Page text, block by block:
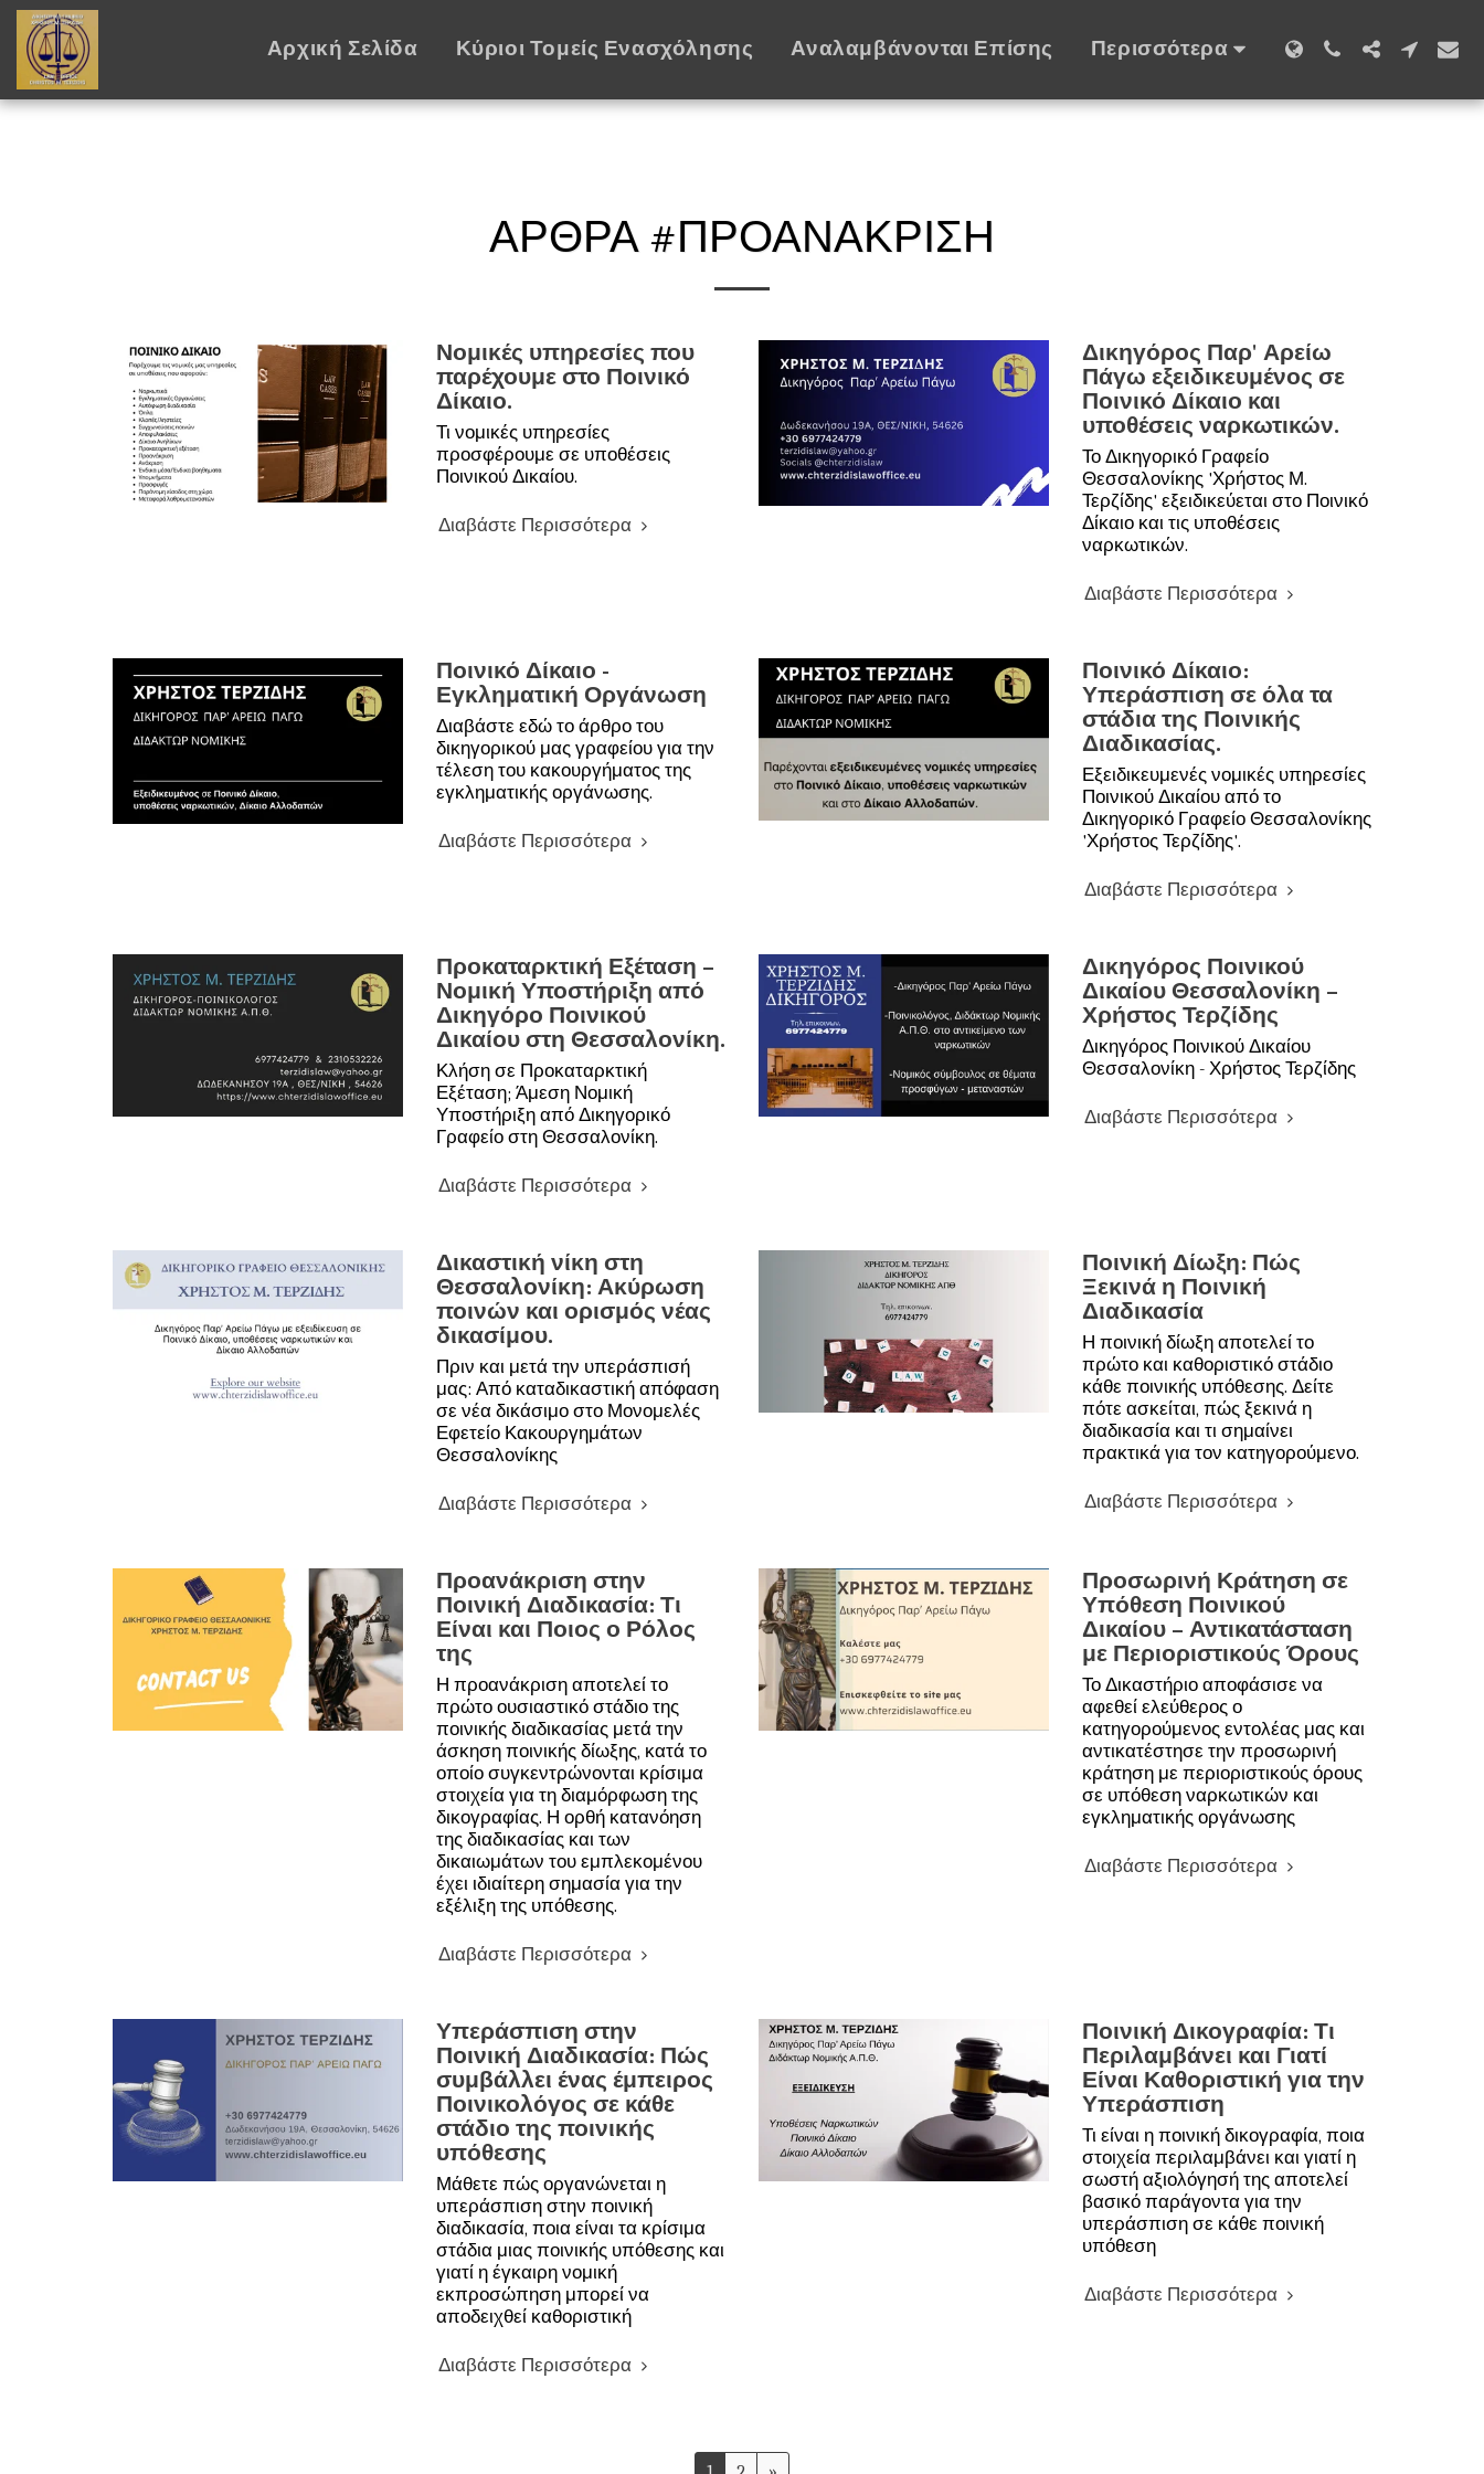
Αρχική Σελίδα Κύριοι Τομείς Ενασχόλησης Αναλαμβάνονται Επίσης Περισσότερα
ΆΡΘΡΑ #ΠΡΟΑΝΆΚΡΙΣΗ
Νομικές υπηρεσίες που
παρέχουμε στο Ποινικό
Δίκαιο.
Τι νομικές υπηρεσίες
προσφέρουμε σε υποθέσεις
Ποινικού Δικαίου.
Διαβάστε Περισσότερα
Δικηγόρος Παρ' Αρείω
Πάγω εξειδικευμένος σε
Ποινικό Δίκαιο και
υποθέσεις ναρκωτικών.
Το Δικηγορικό Γραφείο
Θεσσαλονίκης 'Χρήστος Μ.
Τερζίδης' εξειδικεύεται στο Ποινικό
Δίκαιο και τις υποθέσεις
ναρκωτικών.
Διαβάστε Περισσότερα
Ποινικό Δίκαιο -
Εγκληματική Οργάνωση
Διαβάστε εδώ το άρθρο του
δικηγορικού μας γραφείου για την
τέλεση του κακουργήματος της
εγκληματικής οργάνωσης.
Διαβάστε Περισσότερα
Ποινικό Δίκαιο:
Υπεράσπιση σε όλα τα
στάδια της Ποινικής
Διαδικασίας.
Εξειδικευμενές νομικές υπηρεσίες
Ποινικού Δικαίου από το
Δικηγορικό Γραφείο Θεσσαλονίκης
'Χρήστος Τερζίδης'.
Διαβάστε Περισσότερα
Προκαταρκτική Εξέταση –
Νομική Υποστήριξη από
Δικηγόρο Ποινικού
Δικαίου στη Θεσσαλονίκη.
Κλήση σε Προκαταρκτική
Εξέταση; Άμεση Νομική
Υποστήριξη από Δικηγορικό
Γραφείο στη Θεσσαλονίκη.
Διαβάστε Περισσότερα
Δικηγόρος Ποινικού
Δικαίου Θεσσαλονίκη –
Χρήστος Τερζίδης
Δικηγόρος Ποινικού Δικαίου
Θεσσαλονίκη - Χρήστος Τερζίδης
Διαβάστε Περισσότερα
Δικαστική νίκη στη
Θεσσαλονίκη: Ακύρωση
ποινών και ορισμός νέας
δικασίμου.
Πριν και μετά την υπεράσπισή
μας: Από καταδικαστική απόφαση
σε νέα δικάσιμο στο Μονομελές
Εφετείο Κακουργημάτων
Θεσσαλονίκης
Διαβάστε Περισσότερα
Ποινική Δίωξη: Πώς
Ξεκινά η Ποινική
Διαδικασία
Η ποινική δίωξη αποτελεί το
πρώτο και καθοριστικό στάδιο
κάθε ποινικής υπόθεσης. Δείτε
πότε ασκείται, πώς ξεκινά η
διαδικασία και τι σημαίνει
πρακτικά για τον κατηγορούμενο.
Διαβάστε Περισσότερα
Προανάκριση στην
Ποινική Διαδικασία: Τι
Είναι και Ποιος ο Ρόλος
της
Η προανάκριση αποτελεί το
πρώτο ουσιαστικό στάδιο της
ποινικής διαδικασίας μετά την
άσκηση ποινικής δίωξης, κατά το
οποίο συγκεντρώνονται κρίσιμα
στοιχεία για τη διαμόρφωση της
δικογραφίας. Η ορθή κατανόηση
της διαδικασίας και των
δικαιωμάτων του εμπλεκομένου
έχει ιδιαίτερη σημασία για την
εξέλιξη της υπόθεσης.
Διαβάστε Περισσότερα
Προσωρινή Κράτηση σε
Υπόθεση Ποινικού
Δικαίου – Αντικατάσταση
με Περιοριστικούς Όρους
Το Δικαστήριο αποφάσισε να
αφεθεί ελεύθερος ο
κατηγορούμενος εντολέας μας και
αντικατέστησε την προσωρινή
κράτηση με περιοριστικούς όρους
σε υπόθεση ναρκωτικών και
εγκληματικής οργάνωσης
Διαβάστε Περισσότερα
Υπεράσπιση στην
Ποινική Διαδικασία: Πώς
συμβάλλει ένας έμπειρος
Ποινικολόγος σε κάθε
στάδιο της ποινικής
υπόθεσης
Μάθετε πώς οργανώνεται η
υπεράσπιση στην ποινική
διαδικασία, ποια είναι τα κρίσιμα
στάδια μιας ποινικής υπόθεσης και
γιατί η έγκαιρη νομική
εκπροσώπηση μπορεί να
αποδειχθεί καθοριστική
Διαβάστε Περισσότερα
Ποινική Δικογραφία: Τι
Περιλαμβάνει και Γιατί
Είναι Καθοριστική για την
Υπεράσπιση
Τι είναι η ποινική δικογραφία, ποια
στοιχεία περιλαμβάνει και γιατί η
σωστή αξιολόγησή της αποτελεί
βασικό παράγοντα για την
υπεράσπιση σε κάθε ποινική
υπόθεση
Διαβάστε Περισσότερα